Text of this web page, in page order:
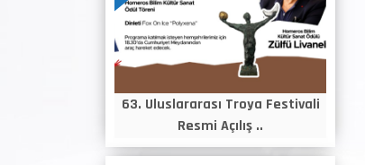
63. Uluslararası Troya Festivali
Resmi Açılış ..